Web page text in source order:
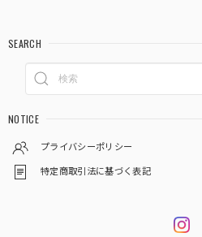
SEARCH
NOTICE
プライバシーポリシー
特定商取引法に基づく表記